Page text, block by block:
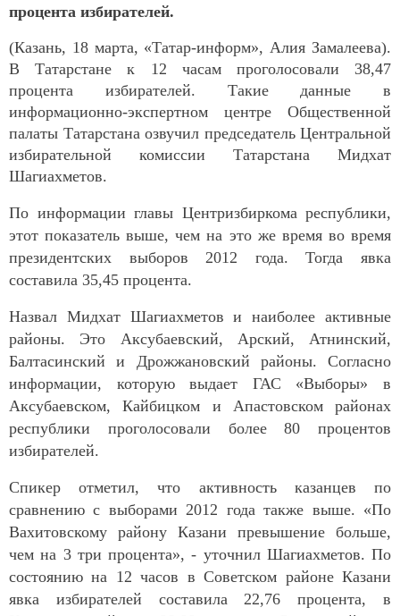
процента избирателей.
(Казань, 18 марта, «Татар-информ», Алия Замалеева).
В Татарстане к 12 часам проголосовали 38,47
процента избирателей. Такие данные в
информационно-экспертном центре Общественной
палаты Татарстана озвучил председатель Центральной
избирательной комиссии Татарстана Мидхат
Шагиахметов.
По информации главы Центризбиркома республики,
этот показатель выше, чем на это же время во время
президентских выборов 2012 года. Тогда явка
составила 35,45 процента.
Назвал Мидхат Шагиахметов и наиболее активные
районы. Это Аксубаевский, Арский, Атнинский,
Балтасинский и Дрожжановский районы. Согласно
информации, которую выдает ГАС «Выборы» в
Аксубаевском, Кайбицком и Апастовском районах
республики проголосовали более 80 процентов
избирателей.
Спикер отметил, что активность казанцев по
сравнению с выборами 2012 года также выше. «По
Вахитовскому району Казани превышение больше,
чем на 3 три процента», - уточнил Шагиахметов. По
состоянию на 12 часов в Советском районе Казани
явка избирателей составила 22,76 процента, в